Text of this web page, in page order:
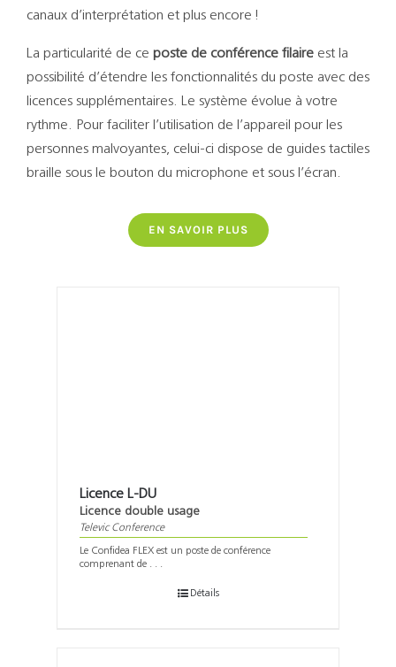
canaux d’interprétation et plus encore !
La particularité de ce poste de conférence filaire est la
possibilité d’étendre les fonctionnalités du poste avec des
licences supplémentaires. Le système évolue à votre
rythme. Pour faciliter l’utilisation de l’appareil pour les
personnes malvoyantes, celui-ci dispose de guides tactiles
braille sous le bouton du microphone et sous l’écran.
EN SAVOIR PLUS
Licence L-DU
Licence double usage
Televic Conference
Le Confidea FLEX est un poste de conférence
comprenant de . . .
Détails